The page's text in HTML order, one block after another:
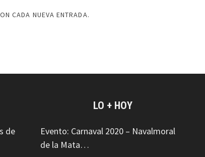
CADA NUEVA ENTRADA.
de
LO + HOY
Evento: Carnaval 2020 – Navalmoral
de la Mata…